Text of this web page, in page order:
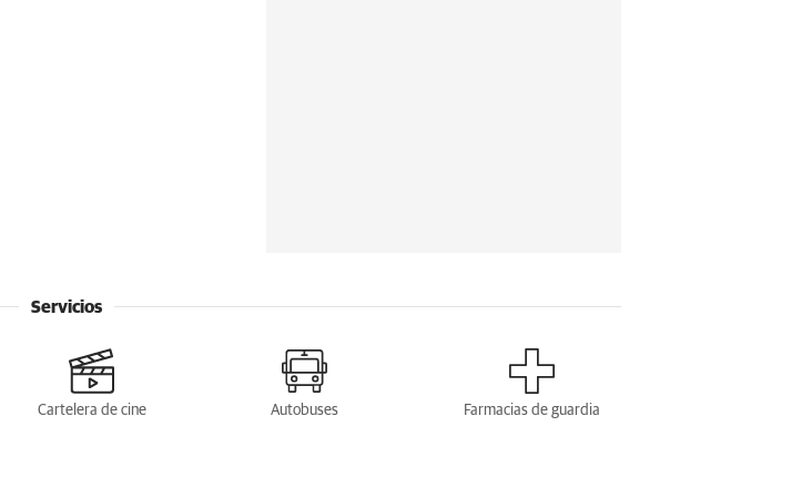
Servicios
Cartelera de cine Autobuses Farmacias de guardia